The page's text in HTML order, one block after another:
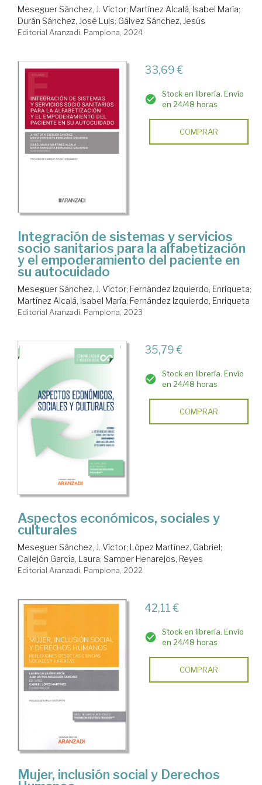
Meseguer Sánchez, J. Víctor; Martínez Alcalá, Isabel María;
Durán Sánchez, José Luis; Gálvez Sánchez, Jesús
Editorial Aranzadi. Pamplona, 2024
33,69 €
Stock en librería. Envío
en 24/48 horas
COMPRAR
Integración de sistemas y servicios
socio sanitarios para la alfabetización
y el empoderamiento del paciente en
su autocuidado
Meseguer Sánchez, J. Víctor; Fernández Izquierdo, Enriqueta;
Martínez Alcalá, Isabel María; Fernández Izquierdo, Enriqueta
Editorial Aranzadi. Pamplona, 2023
35,79 €
Stock en librería. Envío
en 24/48 horas
COMPRAR
Aspectos económicos, sociales y
culturales
Meseguer Sánchez, J. Víctor; López Martínez, Gabriel;
Callejón García, Laura; Samper Henarejos, Reyes
Editorial Aranzadi. Pamplona, 2022
42,11 €
Stock en librería. Envío
en 24/48 horas
COMPRAR
Mujer, inclusión social y Derechos